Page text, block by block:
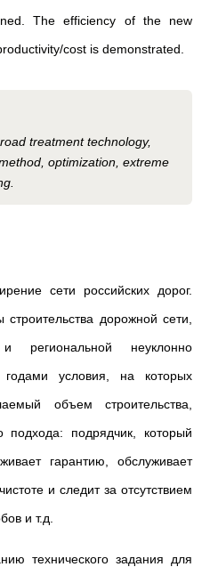
The efficiency of the new
cost is demonstrated.
treatment technology,
optimization, extreme
сети российских дорог.
дорожной сети,
региональной неуклонно
условия, на которых
объем строительства,
подхода: подрядчик, который
гарантию, обслуживает
и следит за отсутствием
и т.д.
технического задания для